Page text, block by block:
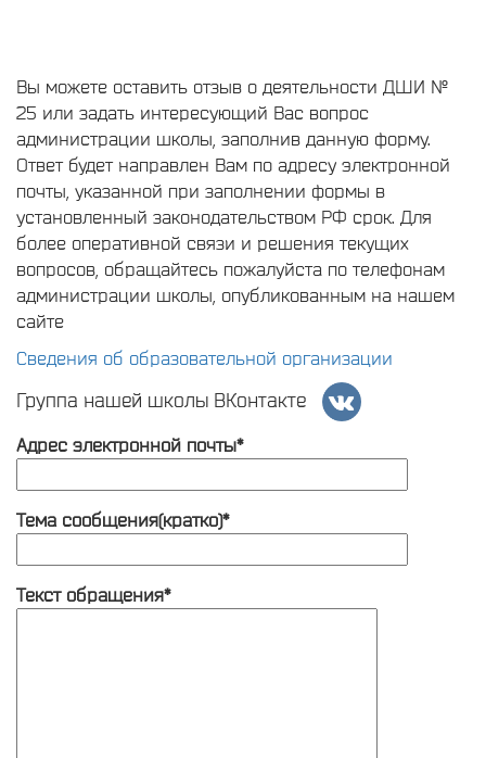
Вы можете оставить отзыв о деятельности ДШИ №
25 или задать интересующий Вас вопрос
администрации школы, заполнив данную форму.
Ответ будет направлен Вам по адресу электронной
почты, указанной при заполнении формы в
установленный законодательством РФ срок. Для
более оперативной связи и решения текущих
вопросов, обращайтесь пожалуйста по телефонам
администрации школы, опубликованным на нашем
сайте
Сведения об образовательной организации
Группа нашей школы ВКонтакте
Адрес электронной почты*
Тема сообщения(кратко)*
Текст обращения*